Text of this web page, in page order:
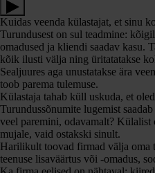
Kuidas veenda külastajat, et sinu
Turundusest on sul teadmine:
omadused ja kliendi saadav kasu.
kõik ilusti välja ning üritatatakse
Sealjuures aga unustatakse ära
toob parema tulemuse.
Külastaja tahab küll uskuda, et
Turundussõnumite lugemist
veel paremini, odavamalt? Külalist
mujale, vaid ostakski sinult.
Harilikult toovad firmad välja oma
teenuse lisaväärtus või -omadus,